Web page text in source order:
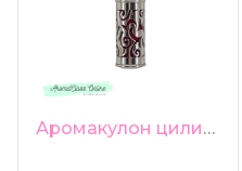
Аромакулон цилиндрический 28мм нержавеющая титановая сталь 316L + цепочка + 18 фетровых вкладышей